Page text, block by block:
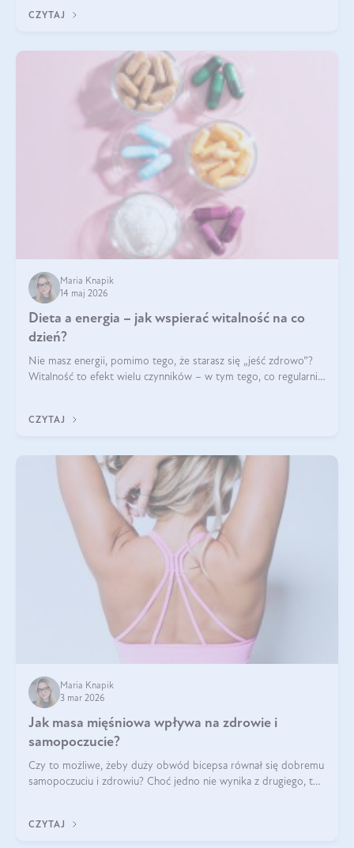
CZYTAJ
Maria Knapik
14 maj 2026
Dieta a energia – jak wspierać witalność na co
dzień?
Nie masz energii, pomimo tego, że starasz się „jeść zdrowo”?
Witalność to efekt wielu czynników – w tym tego, co regularnie
CZYTAJ
Maria Knapik
3 mar 2026
Jak masa mięśniowa wpływa na zdrowie i
samopoczucie?
Czy to możliwe, żeby duży obwód bicepsa równał się dobremu
samopoczuciu i zdrowiu? Choć jedno nie wynika z drugiego, to
wyjaśnimy.
CZYTAJ